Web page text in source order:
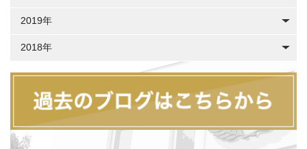
2019年
2018年